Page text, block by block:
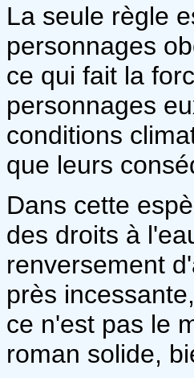
La seule règle
personnages
ce qui fait la
personnages
conditions
que leurs
Dans cette
des droits à
renversement
près
ce n'est pas le
roman solide,